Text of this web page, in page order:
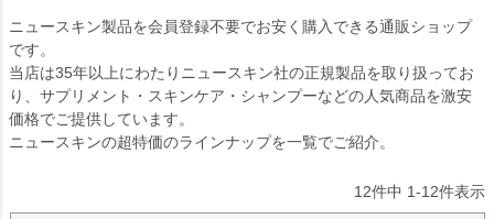
ニュースキン製品を会員登録不要でお安く購入できる通販ショップ
です。
当店は35年以上にわたりニュースキン社の正規製品を取り扱ってお
り、サプリメント・スキンケア・シャンプーなどの人気商品を激安
価格でご提供しています。
ニュースキンの超特価のラインナップを一覧でご紹介。
12件中 1-12件表示